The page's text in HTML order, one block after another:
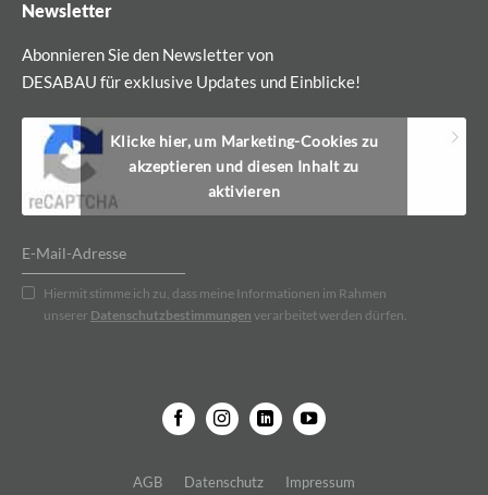
Newsletter
Abonnieren Sie den Newsletter von
DESABAU für exklusive Updates und Einblicke!
Klicke hier, um Marketing-Cookies zu
akzeptieren und diesen Inhalt zu
aktivieren
Hiermit stimme ich zu, dass meine Informationen im Rahmen
unserer Datenschutzbestimmungen verarbeitet werden dürfen.
AGB Datenschutz Impressum